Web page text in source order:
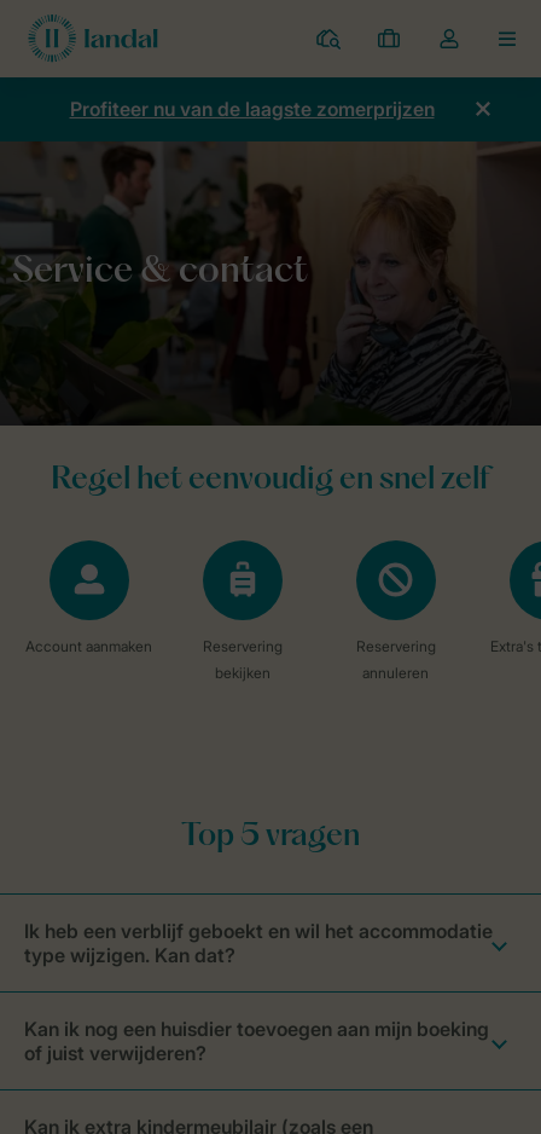
Parken
Mijn
boekingen
Open
de
dropdown
Profiteer nu van de laagste zomerprijzen
Ik heb een verblijf geboekt en wil het accommodatie
type wijzigen. Kan dat?
Kan ik nog een huisdier toevoegen aan mijn boeking
of juist verwijderen?
Kan ik extra kindermeubilair (zoals een